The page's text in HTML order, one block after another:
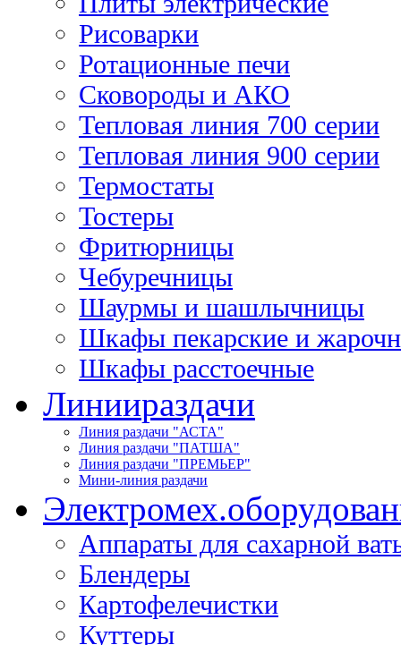
Рисоварки
Ротационные печи
Сковороды и АКО
Тепловая линия 700 серии
Тепловая линия 900 серии
Термостаты
Тостеры
Фритюрницы
Чебуречницы
Шаурмы и шашлычницы
Шкафы пекарские и
Шкафы расстоечные
Линиираздачи
Линия раздачи "АСТА"
Линия раздачи "ПАТША"
Линия раздачи "ПРЕМЬЕР"
Мини-линия раздачи
Электромех.
Аппараты для сахарной
Блендеры
Картофелечистки
Куттеры